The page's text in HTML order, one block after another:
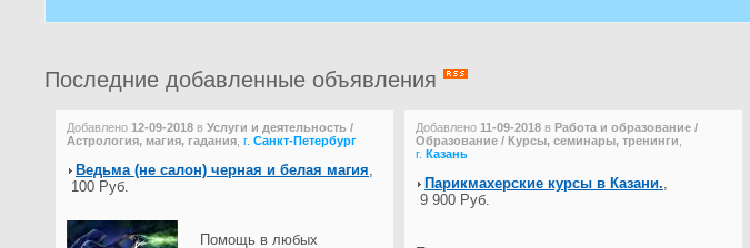
Последние добавленные объявления
Добавлено 12-09-2018 в Услуги и деятельность /
Астрология, магия, гадания г. Санкт-Петербург
Ведьма (не салон) черная и белая магия,
100 Руб.
Помощь в любых
Добавлено 11-09-2018 в Работа и образование /
Образование / Курсы, семинары, тренинги
г. Казань
Парикмахерские курсы в Казани.,
9 900 Руб.